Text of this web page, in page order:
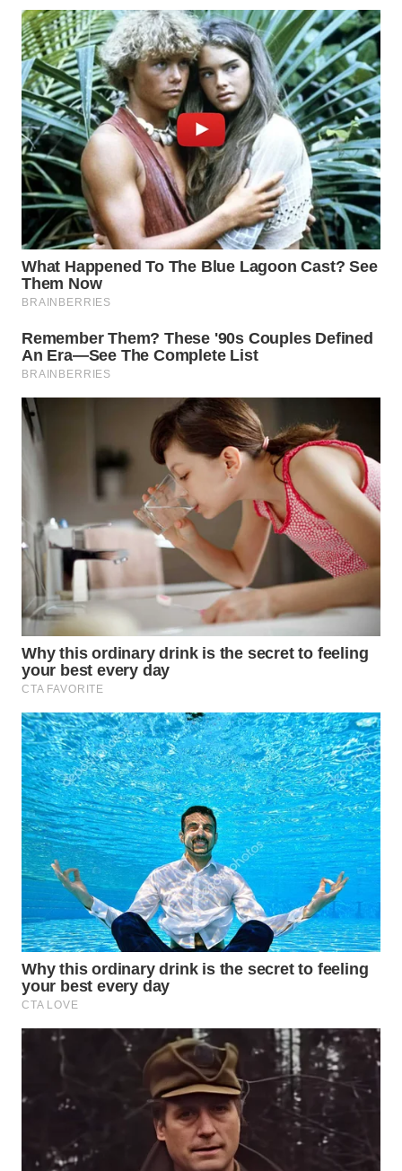
TANJUNG
LESUNG
WN
KARO
WN
SIMALUNGUN
WN
LABUHANBATU
WN
TAPANULI
WN DELI
WN
PAKPAK
WN
KARAWANG
WN
BEKASI
WN
BOGOR
WN
DEPOK
WN
TAPANULI
UTARA
WN
SAMOSIR
WN
PADANG
LAWAS
WN
SUMEDANG
WN